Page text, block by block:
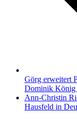
Görg erweitert
Dominik König
Ann-Christin
Hausfeld in